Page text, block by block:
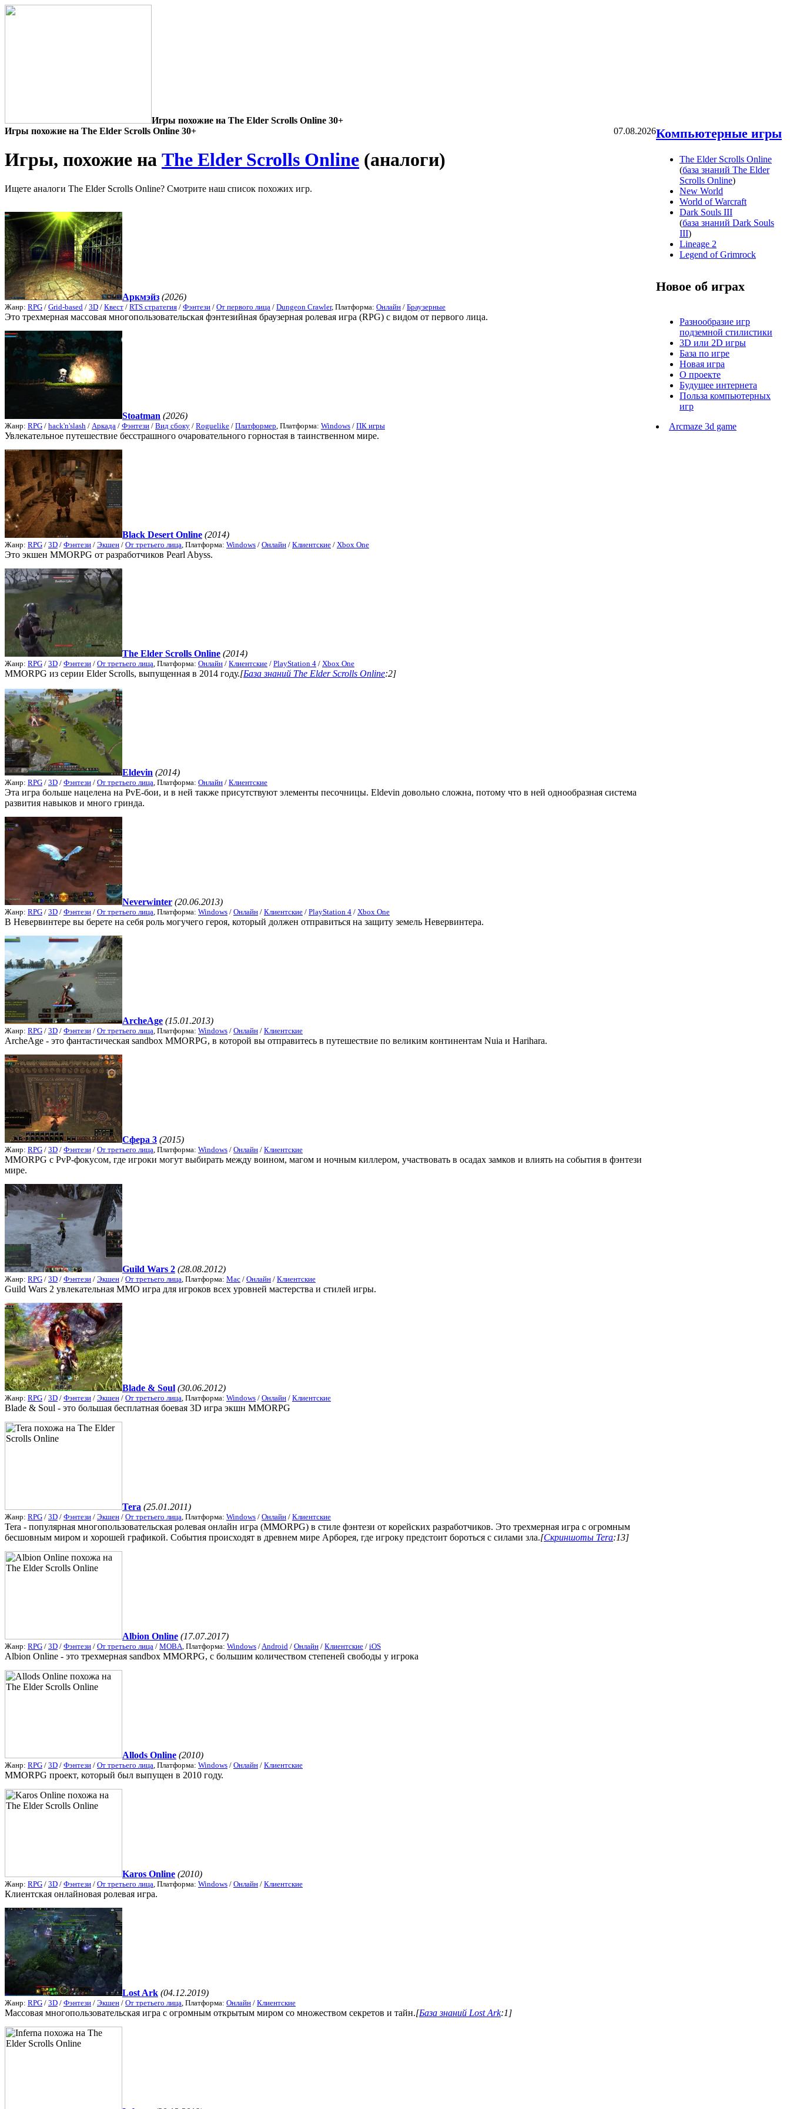
Игры похожие на The Elder Scrolls Online 30+
07.08.2026
Игры похожие на The Elder Scrolls Online 30+
Игры, похожие на The Elder Scrolls Online (аналоги)
Ищете аналоги The Elder Scrolls Online? Смотрите наш список похожих игр.
Аркмэйз (2026)
Жанр: RPG / Grid-based / 3D / Квест / RTS стратегия / Фэнтези / От первого лица / Dungeon Crawler, Платформа: Онлайн / Браузерные
Это трехмерная массовая многопользовательская фэнтезийная браузерная ролевая игра (RPG) с видом от первого лица.
Stoatman (2026)
Жанр: RPG / hack'n'slash / Аркада / Фэнтези / Вид сбоку / Roguelike / Платформер , Платформа: Windows / ПК игры
Увлекательное путешествие бесстрашного очаровательного горностая в таинственном мире.
Black Desert Online (2014)
Жанр: RPG / 3D / Фэнтези / Экшен / От третьего лица , Платформа: Windows / Онлайн / Клиентские / Xbox One
Это экшен MMORPG от разработчиков Pearl Abyss.
The Elder Scrolls Online (2014)
Жанр: RPG / 3D / Фэнтези / От третьего лица , Платформа: Онлайн / Клиентские / PlayStation 4 / Xbox One
MMORPG из серии Elder Scrolls, выпущенная в 2014 году.[База знаний The Elder Scrolls Online:2]
Eldevin (2014)
Жанр: RPG / 3D / Фэнтези / От третьего лица , Платформа: Онлайн / Клиентские
Эта игра больше нацелена на PvE-бои, и в ней также присутствуют элементы песочницы. Eldevin довольно сложна, потому что в ней однообразная система
развития навыков и много гринда.
Neverwinter (20.06.2013)
Жанр: RPG / 3D / Фэнтези / От третьего лица , Платформа: Windows / Онлайн / Клиентские / PlayStation 4 / Xbox One
В Невервинтере вы берете на себя роль могучего героя, который должен отправиться на защиту земель Невервинтера.
ArcheAge (15.01.2013)
Жанр: RPG / 3D / Фэнтези / От третьего лица , Платформа: Windows / Онлайн / Клиентские
ArcheAge - это фантастическая sandbox MMORPG, в которой вы отправитесь в путешествие по великим континентам Nuia и Harihara.
Сфера 3 (2015)
Жанр: RPG / 3D / Фэнтези / От третьего лица , Платформа: Windows / Онлайн / Клиентские
MMORPG с PvP-фокусом, где игроки могут выбирать между воином, магом и ночным киллером, участвовать в осадах замков и влиять на события в фэнтези
мире.
Guild Wars 2 (28.08.2012)
Жанр: RPG / 3D / Фэнтези / Экшен / От третьего лица , Платформа: Mac / Онлайн / Клиентские
Guild Wars 2 увлекательная MMO игра для игроков всех уровней мастерства и стилей игры.
Blade & Soul (30.06.2012)
Жанр: RPG / 3D / Фэнтези / Экшен / От третьего лица , Платформа: Windows / Онлайн / Клиентские
Blade & Soul - это большая бесплатная боевая 3D игра экшн MMORPG
Tera (25.01.2011)
Жанр: RPG / 3D / Фэнтези / Экшен / От третьего лица , Платформа: Windows / Онлайн / Клиентские
Tera - популярная многопользовательская ролевая онлайн игра (MMORPG) в стиле фэнтези от корейских разработчиков. Это трехмерная игра с огромным
бесшовным миром и хорошей графикой. События происходят в древнем мире Арборея, где игроку предстоит бороться с силами зла.[Скриншоты Tera:13]
Albion Online (17.07.2017)
Жанр: RPG / 3D / Фэнтези / От третьего лица / MOBA , Платформа: Windows / Android / Онлайн / Клиентские / iOS
Albion Online - это трехмерная sandbox MMORPG, с большим количеством степеней свободы у игрока
Allods Online (2010)
Жанр: RPG / 3D / Фэнтези / От третьего лица , Платформа: Windows / Онлайн / Клиентские
MMORPG проект, который был выпущен в 2010 году.
Karos Online (2010)
Жанр: RPG / 3D / Фэнтези / От третьего лица , Платформа: Windows / Онлайн / Клиентские
Клиентская онлайновая ролевая игра.
Lost Ark (04.12.2019)
Жанр: RPG / 3D / Фэнтези / Экшен / От третьего лица , Платформа: Онлайн / Клиентские
Массовая многопользовательская игра с огромным открытым миром со множеством секретов и тайн.[База знаний Lost Ark:1]
Компьютерные игры
The Elder Scrolls Online
(база знаний The Elder
Scrolls Online)
New World
World of Warcraft
Dark Souls III
(база знаний Dark Souls
III)
Lineage 2
Legend of Grimrock
Новое об играх
Разнообразие игр
подземной стилистики
3D или 2D игры
База по игре
Новая игра
О проекте
Будущее интернета
Польза компьютерных
игр
Arcmaze 3d game